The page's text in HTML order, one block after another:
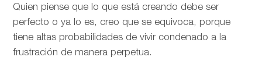
Quien piense que lo que está creando debe ser
perfecto o ya lo es, creo que se equivoca, porque
tiene altas probabilidades de vivir condenado a la
frustración de manera perpetua.